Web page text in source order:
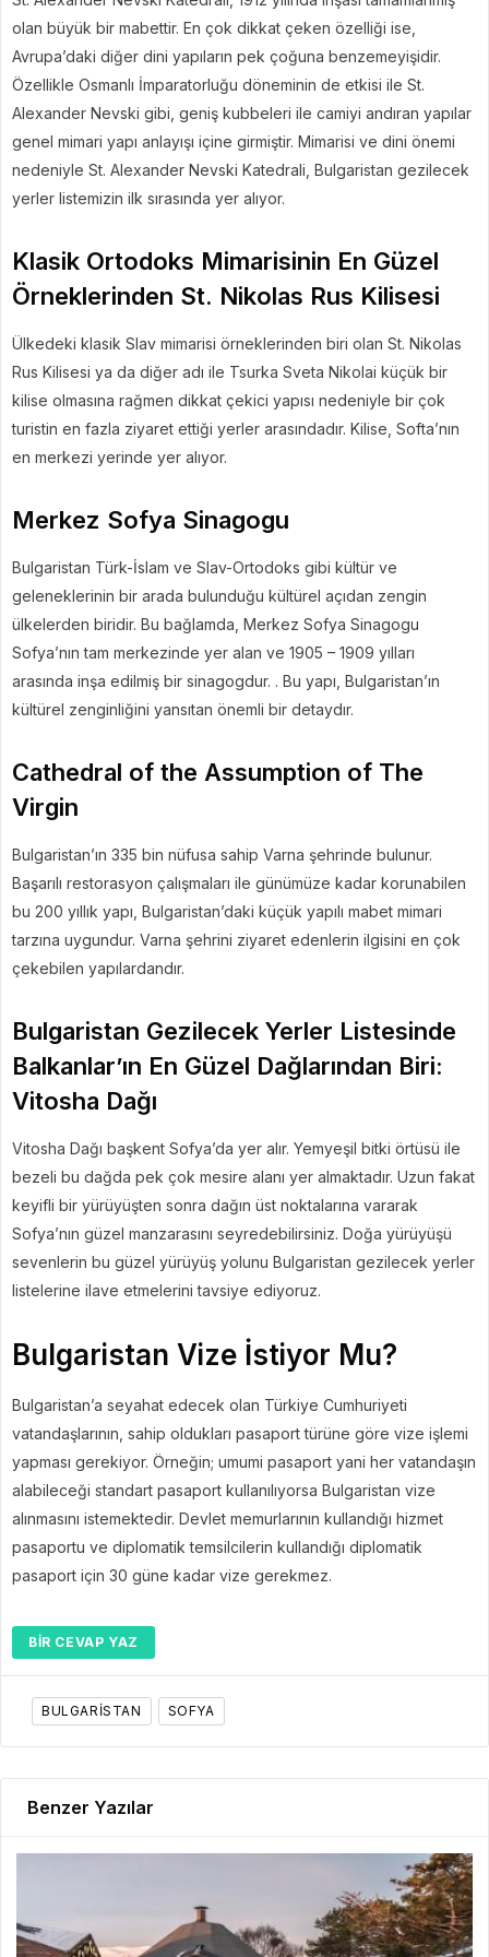
olan büyük bir mabettir. En çok dikkat çeken özelliği ise,
Avrupa’daki diğer dini yapıların pek çoğuna benzemeyişidir.
Özellikle Osmanlı İmparatorluğu döneminin de etkisi ile St.
Alexander Nevski gibi, geniş kubbeleri ile camiyi andıran yapılar
genel mimari yapı anlayışı içine girmiştir. Mimarisi ve dini önemi
nedeniyle St. Alexander Nevski Katedrali, Bulgaristan gezilecek
yerler listemizin ilk sırasında yer alıyor.
Klasik Ortodoks Mimarisinin En Güzel
Örneklerinden St. Nikolas Rus Kilisesi
Ülkedeki klasik Slav mimarisi örneklerinden biri olan St. Nikolas
Rus Kilisesi ya da diğer adı ile Tsurka Sveta Nikolai küçük bir
kilise olmasına rağmen dikkat çekici yapısı nedeniyle bir çok
turistin en fazla ziyaret ettiği yerler arasındadır. Kilise, Softa’nın
en merkezi yerinde yer alıyor.
Merkez Sofya Sinagogu
Bulgaristan Türk-İslam ve Slav-Ortodoks gibi kültür ve
geleneklerinin bir arada bulunduğu kültürel açıdan zengin
ülkelerden biridir. Bu bağlamda, Merkez Sofya Sinagogu
Sofya’nın tam merkezinde yer alan ve 1905 – 1909 yılları
arasında inşa edilmiş bir sinagogdur. . Bu yapı, Bulgaristan’ın
kültürel zenginliğini yansıtan önemli bir detaydır.
Cathedral of the Assumption of The
Virgin
Bulgaristan’ın 335 bin nüfusa sahip Varna şehrinde bulunur.
Başarılı restorasyon çalışmaları ile günümüze kadar korunabilen
bu 200 yıllık yapı, Bulgaristan’daki küçük yapılı mabet mimari
tarzına uygundur. Varna şehrini ziyaret edenlerin ilgisini en çok
çekebilen yapılardandır.
Bulgaristan Gezilecek Yerler Listesinde
Balkanlar’ın En Güzel Dağlarından Biri:
Vitosha Dağı
Vitosha Dağı başkent Sofya’da yer alır. Yemyeşil bitki örtüsü ile
bezeli bu dağda pek çok mesire alanı yer almaktadır. Uzun fakat
keyifli bir yürüyüşten sonra dağın üst noktalarına vararak
Sofya’nın güzel manzarasını seyredebilirsiniz. Doğa yürüyüşü
sevenlerin bu güzel yürüyüş yolunu Bulgaristan gezilecek yerler
listelerine ilave etmelerini tavsiye ediyoruz.
Bulgaristan Vize İstiyor Mu?
Bulgaristan’a seyahat edecek olan Türkiye Cumhuriyeti
vatandaşlarının, sahip oldukları pasaport türüne göre vize işlemi
yapması gerekiyor. Örneğin; umumi pasaport yani her vatandaşın
alabileceği standart pasaport kullanılıyorsa Bulgaristan vize
alınmasını istemektedir. Devlet memurlarının kullandığı hizmet
pasaportu ve diplomatik temsilcilerin kullandığı diplomatik
pasaport için 30 güne kadar vize gerekmez.
BIR CEVAP YAZ
BULGARISTAN SOFYA
Benzer Yazılar